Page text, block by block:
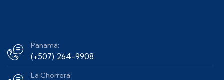
Panamá:
(+507) 264-9908
La Chorrera: